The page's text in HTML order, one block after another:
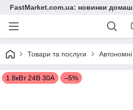
FastMarket.com.ua: новинки
Товари та послуги Автономні
1.8кВт 24В 30А –5%